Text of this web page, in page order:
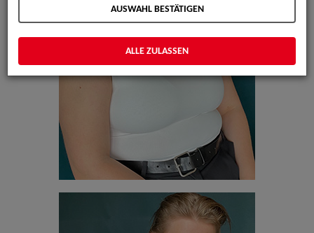
AUSWAHL BESTÄTIGEN
ALLE ZULASSEN